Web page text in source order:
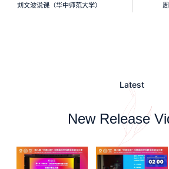
刘文波说课（华中师范大学）
Latest
New Release